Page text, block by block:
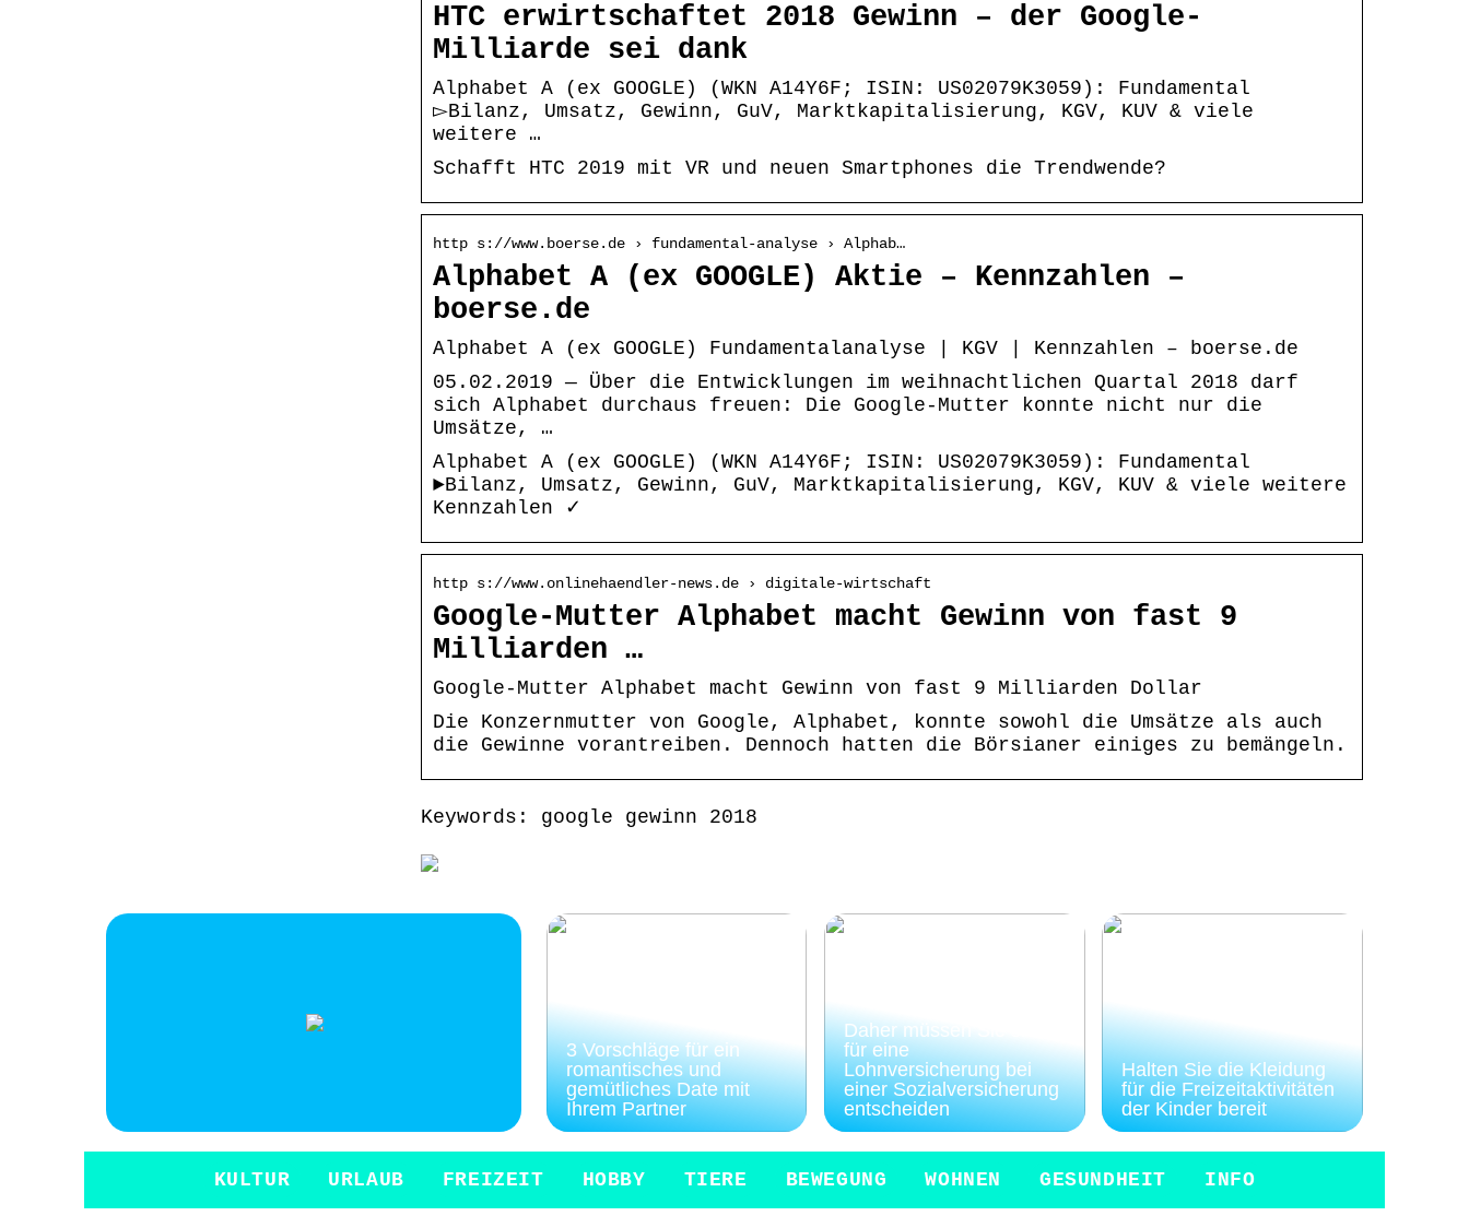
HTC erwirtschaftet 2018 Gewinn – der Google-
Milliarde sei dank
Alphabet A (ex GOOGLE) (WKN A14Y6F; ISIN: US02079K3059): Fundamental
▻Bilanz, Umsatz, Gewinn, GuV, Marktkapitalisierung, KGV, KUV & viele
weitere …
Schafft HTC 2019 mit VR und neuen Smartphones die Trendwende?
http s://www.boerse.de › fundamental-analyse › Alphab…
Alphabet A (ex GOOGLE) Aktie – Kennzahlen –
boerse.de
Alphabet A (ex GOOGLE) Fundamentalanalyse | KGV | Kennzahlen – boerse.de
05.02.2019 — Über die Entwicklungen im weihnachtlichen Quartal 2018 darf
sich Alphabet durchaus freuen: Die Google-Mutter konnte nicht nur die
Umsätze, …
Alphabet A (ex GOOGLE) (WKN A14Y6F; ISIN: US02079K3059): Fundamental
►Bilanz, Umsatz, Gewinn, GuV, Marktkapitalisierung, KGV, KUV & viele weitere
Kennzahlen ✓
http s://www.onlinehaendler-news.de › digitale-wirtschaft
Google-Mutter Alphabet macht Gewinn von fast 9
Milliarden …
Google-Mutter Alphabet macht Gewinn von fast 9 Milliarden Dollar
Die Konzernmutter von Google, Alphabet, konnte sowohl die Umsätze als auch
die Gewinne vorantreiben. Dennoch hatten die Börsianer einiges zu bemängeln.
Keywords: google gewinn 2018
3 Vorschläge für ein
romantisches und
gemütliches Date mit
Ihrem Partner
Daher müssen Sie sich
für eine
Lohnversicherung bei
einer Sozialversicherung
entscheiden
Halten Sie die Kleidung
für die Freizeitaktivitäten
der Kinder bereit
KULTUR URLAUB FREIZEIT HOBBY TIERE BEWEGUNG WOHNEN GESUNDHEIT INFO